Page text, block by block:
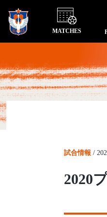
MATCHES
試合情報 /
2020